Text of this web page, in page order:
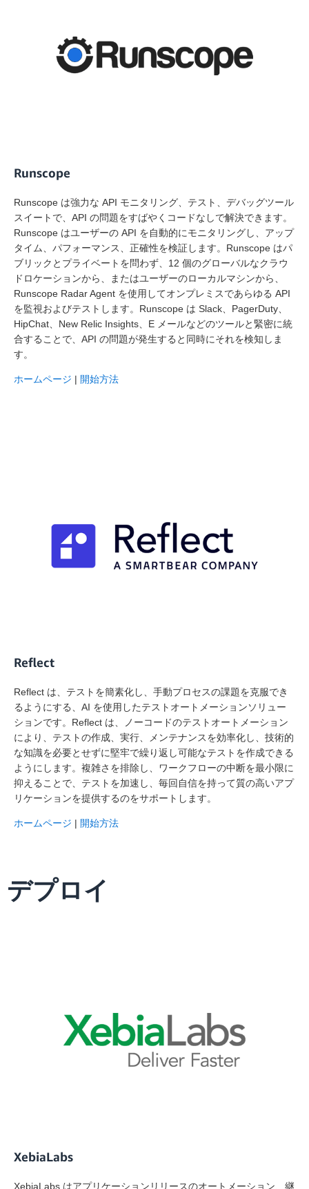
Runscope
Runscope は強力な API モニタリング、テスト、デバッグツール
スイートで、API の問題をすばやくコードなしで解決できます。
Runscope はユーザーの API を自動的にモニタリングし、アップ
タイム、パフォーマンス、正確性を検証します。Runscope はパ
ブリックとプライベートを問わず、12 個のグローバルなクラウ
ドロケーションから、またはユーザーのローカルマシンから、
Runscope Radar Agent を使用してオンプレミスであらゆる API
を監視およびテストします。Runscope は Slack、PagerDuty、
HipChat、New Relic Insights、E メールなどのツールと緊密に統
合することで、API の問題が発生すると同時にそれを検知しま
す。
ホームページ | 開始方法
Reflect
Reflect は、テストを簡素化し、手動プロセスの課題を克服でき
るようにする、AI を使用したテストオートメーションソリュー
ションです。Reflect は、ノーコードのテストオートメーション
により、テストの作成、実行、メンテナンスを効率化し、技術的
な知識を必要とせずに堅牢で繰り返し可能なテストを作成できる
ようにします。複雑さを排除し、ワークフローの中断を最小限に
抑えることで、テストを加速し、毎回自信を持って質の高いアプ
リケーションを提供するのをサポートします。
ホームページ | 開始方法
デプロイ
XebiaLabs
XebiaLabs はアプリケーションリリースのオートメーション、継